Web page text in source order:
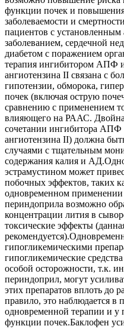
функции почек и повышения
заболеваемости и
пациентов с установленным
заболеванием, сердечной
диабетом с поражением
терапия ингибитором АПФ
ангиотензина II связана с
гипотензии, обморока,
почек (включая острую
сравнению с применением
влияющего на РААС.
сочетании ингибитора АПФ
ангиотензина II) должна
случаями с тщательным
содержания калия и
эстрамустином может
побочных эффектов, таких
одновременном применении
периндоприла возможно
концентрации лития в
токсические эффекты
гипогликемическими
гипогликемические
особой осторожности, т.к.
периндоприл, могут
этих препаратов вплоть до
правило, это наблюдается в
одновременной терапии и у
функции почек.Баклофен